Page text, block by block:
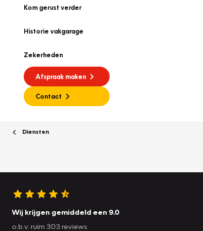
Kom gerust verder
Historie vakgarage
Zekerheden
Afspraak maken
Contact
Diensten
Wij krijgen gemiddeld een 9.0
o.b.v. ruim 303 reviews